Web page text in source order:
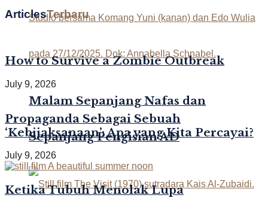
Malam Sepanjang Nafas dan
Sepanjang Pengisian AD
ArticlesTerbaru
How to Survive a Zombie Outbreak
July 9, 2026
Propaganda Sebagai Sebuah
‘Kebijaksanaan’: Apa yang Kita Percayai?
July 9, 2026
Ketika Tubuh Menolak Lupa